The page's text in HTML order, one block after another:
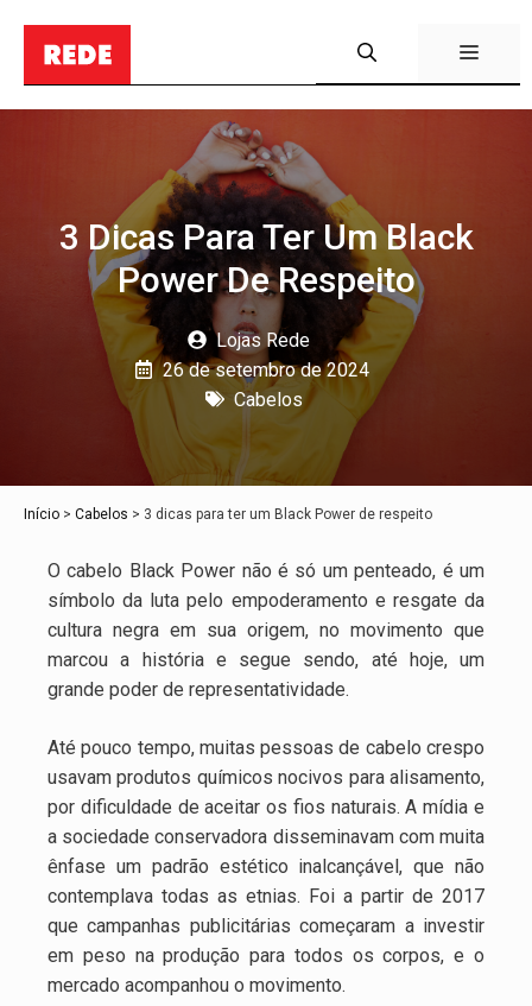
Menu
3 Dicas Para Ter Um Black
Power De Respeito
Lojas Rede
26 de setembro de 2024
Cabelos
Início > Cabelos > 3 dicas para ter um Black Power de respeito
O cabelo Black Power não é só um penteado, é um
símbolo da luta pelo empoderamento e resgate da
cultura negra em sua origem, no movimento que
marcou a história e segue sendo, até hoje, um
grande poder de representatividade.
Até pouco tempo, muitas pessoas de cabelo crespo
usavam produtos químicos nocivos para alisamento,
por dificuldade de aceitar os fios naturais. A mídia e
a sociedade conservadora disseminavam com muita
ênfase um padrão estético inalcançável, que não
contemplava todas as etnias. Foi a partir de 2017
que campanhas publicitárias começaram a investir
em peso na produção para todos os corpos, e o
mercado acompanhou o movimento.